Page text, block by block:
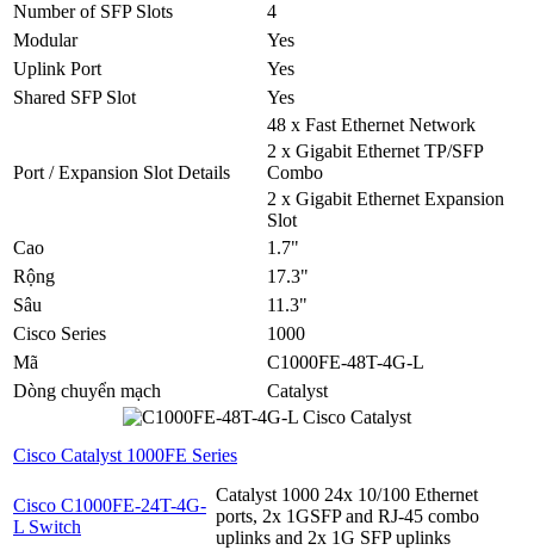
Number of SFP Slots
4
Modular
Yes
Uplink Port
Yes
Shared SFP Slot
Yes
Port / Expansion Slot Details
48 x Fast Ethernet Network
2 x Gigabit Ethernet TP/SFP
Combo
2 x Gigabit Ethernet Expansion
Slot
Cao
1.7"
Rộng
17.3"
Sâu
11.3"
Cisco Series
1000
Mã
C1000FE-48T-4G-L
Dòng chuyển mạch
Catalyst
Cisco Catalyst 1000FE Series
Cisco C1000FE-24T-4G-
L Switch
Catalyst 1000 24x 10/100 Ethernet
ports, 2x 1GSFP and RJ-45 combo
uplinks and 2x 1G SFP uplinks